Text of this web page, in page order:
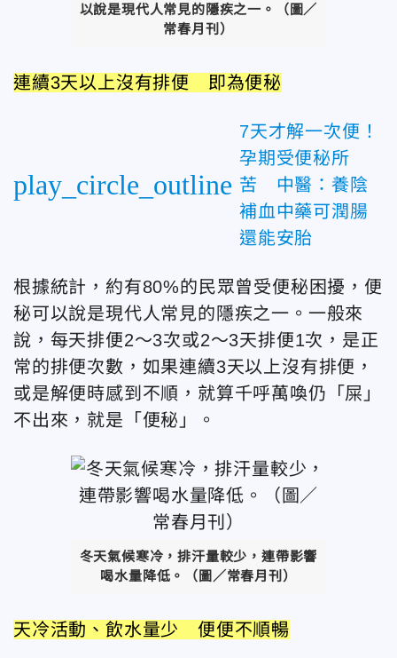
以說是現代人常見的隱疾之一。（圖／
常春月刊）
連續3天以上沒有排便 即為便秘
play_circle_outline
7天才解一次便！
孕期受便秘所
苦 中醫：養陰
補血中藥可潤腸
還能安胎
根據統計，約有80%的民眾曾受便秘困擾，便
秘可以說是現代人常見的隱疾之一。一般來
說，每天排便2～3次或2～3天排便1次，是正
常的排便次數，如果連續3天以上沒有排便，
或是解便時感到不順，就算千呼萬喚仍「屎」
不出來，就是「便秘」。
冬天氣候寒冷，排汗量較少，連帶影響
喝水量降低。（圖／常春月刊）
天冷活動、飲水量少 便便不順暢